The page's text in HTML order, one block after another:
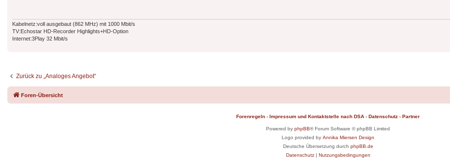
Kabelnetz:voll ausgebaut (862 MHz) mit 1000 Mbit/s
TV:Echostar HD-Recorder Highlights+HD-Option
Internet:3Play 32 Mbit/s
Zurück zu „Analoges Angebot“
Foren-Übersicht
Forenregeln - Impressum und Kontaktstelle nach DSA - Datenschutz - Partner
Powered by phpBB® Forum Software © phpBB Limited
Logo provided by Annika Miersen Design
Deutsche Übersetzung durch phpBB.de
Datenschutz| Nutzungsbedingungen